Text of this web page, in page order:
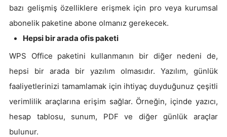
bazı gelişmiş özelliklere erişmek için pro veya kurumsal
abonelik paketine abone olmanız gerekecek.
Hepsi bir arada ofis paketi
WPS Office paketini kullanmanın bir diğer nedeni de,
hepsi bir arada bir yazılım olmasıdır. Yazılım, günlük
faaliyetlerinizi tamamlamak için ihtiyaç duyduğunuz çeşitli
verimlilik araçlarına erişim sağlar. Örneğin, içinde yazıcı,
hesap tablosu, sunum, PDF ve diğer günlük araçlar
bulunur.